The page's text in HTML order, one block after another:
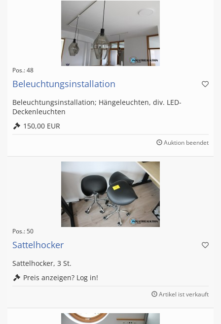
Pos.: 48
Beleuchtungsinstallation
Beleuchtungsinstallation; Hängeleuchten, div. LED-
Deckenleuchten
150,00 EUR
Auktion beendet
Pos.: 50
Sattelhocker
Sattelhocker, 3 St.
Preis anzeigen? Log in!
Artikel ist verkauft